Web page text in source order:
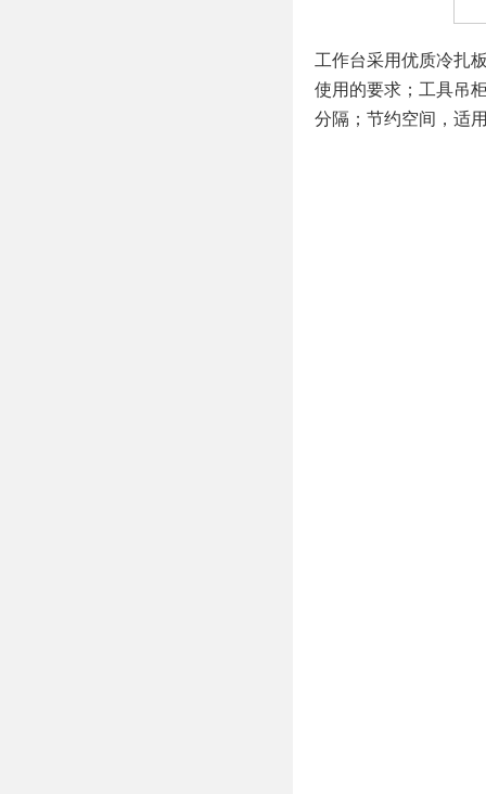
工作台采用优质冷扎
使用的要求；工具吊
分隔；节约空间，适